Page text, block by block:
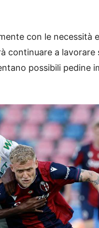
con le necessità
continuare a lavorare
possibili pedine